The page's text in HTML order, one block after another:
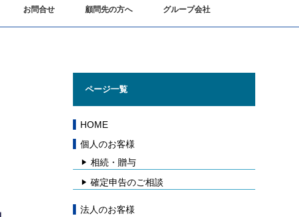
お問合せ 顧問先の方へ グループ会社
ページ一覧
HOME
個人のお客様
相続・贈与
確定申告のご相談
法人のお客様